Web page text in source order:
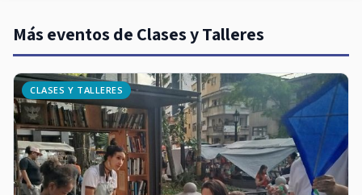
Más eventos de Clases y Talleres
CLASES Y TALLERES